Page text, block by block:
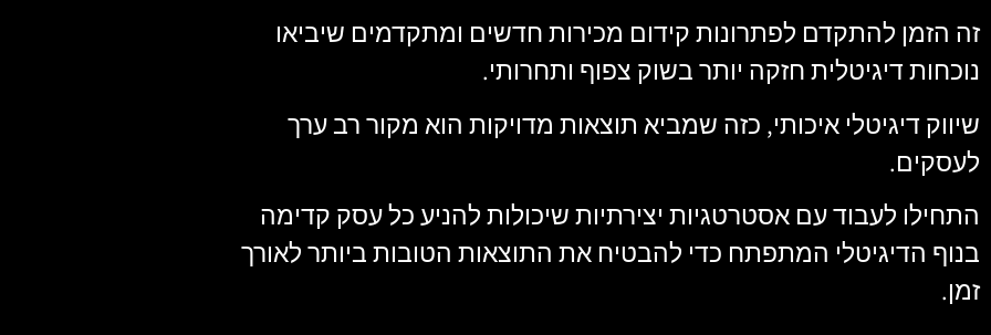
זה הזמן להתקדם לפתרונות קידום מכירות חדשים ומתקדמים שיביאו
נוכחות דיגיטלית חזקה יותר בשוק צפוף ותחרותי.
שיווק דיגיטלי איכותי, כזה שמביא תוצאות מדויקות הוא מקור רב ערך
לעסקים.
התחילו לעבוד עם אסטרטגיות יצירתיות שיכולות להניע כל עסק קדימה
בנוף הדיגיטלי המתפתח כדי להבטיח את התוצאות הטובות ביותר לאורך
זמן.